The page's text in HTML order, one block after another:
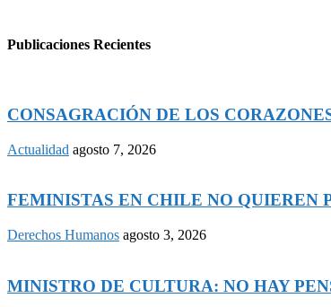
Publicaciones Recientes
CONSAGRACIÓN DE LOS
Actualidad agosto 7, 2026
FEMINISTAS EN CHILE NO QUIEREN
Derechos Humanos agosto 3, 2026
MINISTRO DE CULTURA: NO HAY